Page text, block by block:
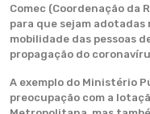
Comec (Coordenação da
para que sejam
mobilidade das pessoas
propagação do
A exemplo do Ministério
preocupação com a